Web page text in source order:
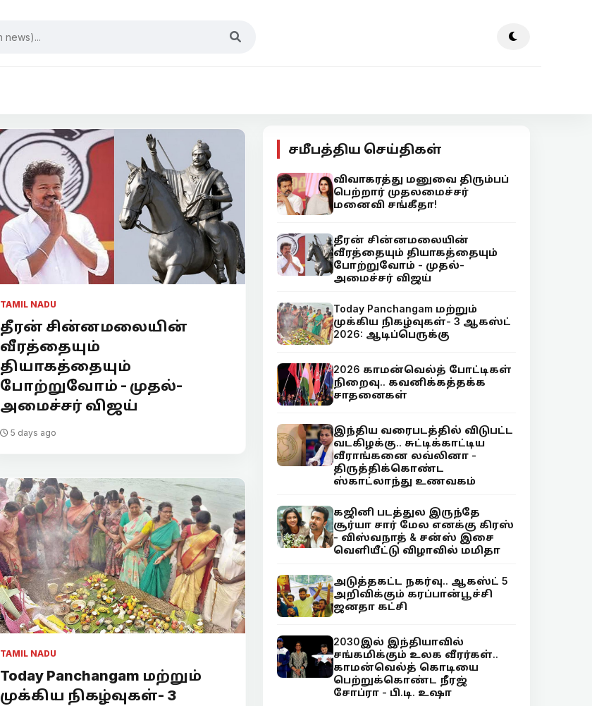
TAMIL NADU
தீரன் சின்னமலையின்
வீரத்தையும்
தியாகத்தையும்
போற்றுவோம் - முதல்-
அமைச்சர் விஜய்
5 days ago
TAMIL NADU
Today Panchangam மற்றும்
முக்கிய நிகழ்வுகள்- 3
சமீபத்திய செய்திகள்
விவாகரத்து மனுவை திரும்பப்
பெற்றார் முதலமைச்சர்
மனைவி சங்கீதா!
தீரன் சின்னமலையின்
வீரத்தையும் தியாகத்தையும்
போற்றுவோம் - முதல்-
அமைச்சர் விஜய்
Today Panchangam மற்றும்
முக்கிய நிகழ்வுகள்- 3 ஆகஸ்ட்
2026: ஆடிப்பெருக்கு
2026 காமன்வெல்த் போட்டிகள்
நிறைவு.. கவனிக்கத்தக்க
சாதனைகள்
இந்திய வரைபடத்தில் விடுபட்ட
வடகிழக்கு.. சுட்டிக்காட்டிய
வீராங்கனை லவ்லினா -
திருத்திக்கொண்ட
ஸ்காட்லாந்து உணவகம்
கஜினி படத்துல இருந்தே
சூர்யா சார் மேல எனக்கு கிரஸ்
- விஸ்வநாத் & சன்ஸ் இசை
வெளியீட்டு விழாவில் மமிதா
அடுத்தகட்ட நகர்வு.. ஆகஸ்ட் 5
அறிவிக்கும் கரப்பான்பூச்சி
ஜனதா கட்சி
2030இல் இந்தியாவில்
சங்கமிக்கும் உலக வீரர்கள்..
காமன்வெல்த் கொடியை
பெற்றுக்கொண்ட நீரஜ்
சோப்ரா - பி.டி. உஷா